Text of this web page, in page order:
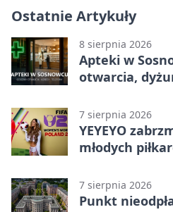
Ostatnie Artykuły
8 sierpnia 2026
Apteki w
otwarcia,
7 sierpnia 2026
YEYEYO
młodych
7 sierpnia 2026
Punkt